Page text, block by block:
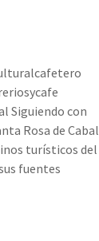
Siguiendo con
Rosa de Cabal
turísticos del
fuentes